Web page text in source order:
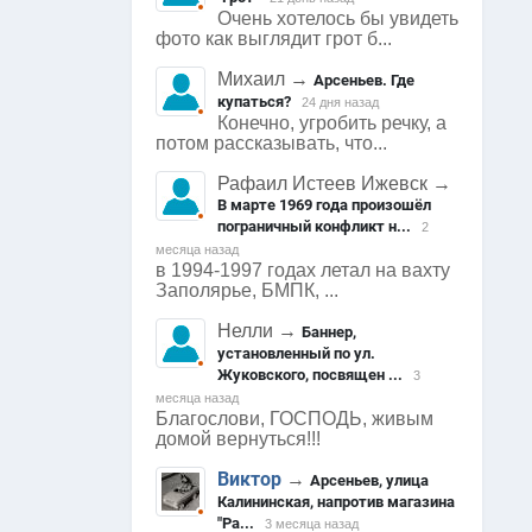
Очень хотелось бы увидеть
фото как выглядит грот б...
Михаил →Арсеньев. Где
купаться?
24 дня назад
Конечно, угробить речку, а
потом рассказывать, что...
Рафаил Истеев Ижевск →
В марте 1969 года произошёл
пограничный конфликт н...
2
месяца назад
в 1994-1997 годах летал на вахту
Заполярье, БМПК, ...
Нелли →Баннер,
установленный по ул.
Жуковского, посвящен ...
3
месяца назад
Благослови, ГОСПОДЬ, живым
домой вернуться!!!
Виктор →Арсеньев, улица
Калининская, напротив магазина
"Ра...
3 месяца назад